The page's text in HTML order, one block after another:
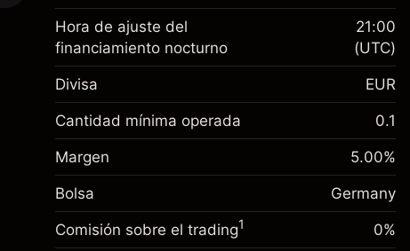
Margen. Tu inversión
€1,000.00
nocturno
Cargos por el valor total de la
posición
-0.017307
~€20,000.00
Dinero del apalancamiento ~ $
€19,000.00
€1,000.00
Ajuste de financiamiento
Cargos por el valor total de la
posición
-0.004915
(-€0.98)
Hora de ajuste del
financiamiento nocturno
21:00
(UTC)
Divisa EUR
Cantidad mínima operada 0.1
Margen 5.00%
Bolsa Germany
Comisión sobre el trading1 0%